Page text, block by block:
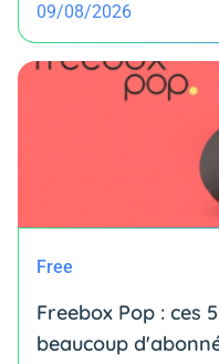
09/08/2026
Free
Freebox Pop : ces
beaucoup